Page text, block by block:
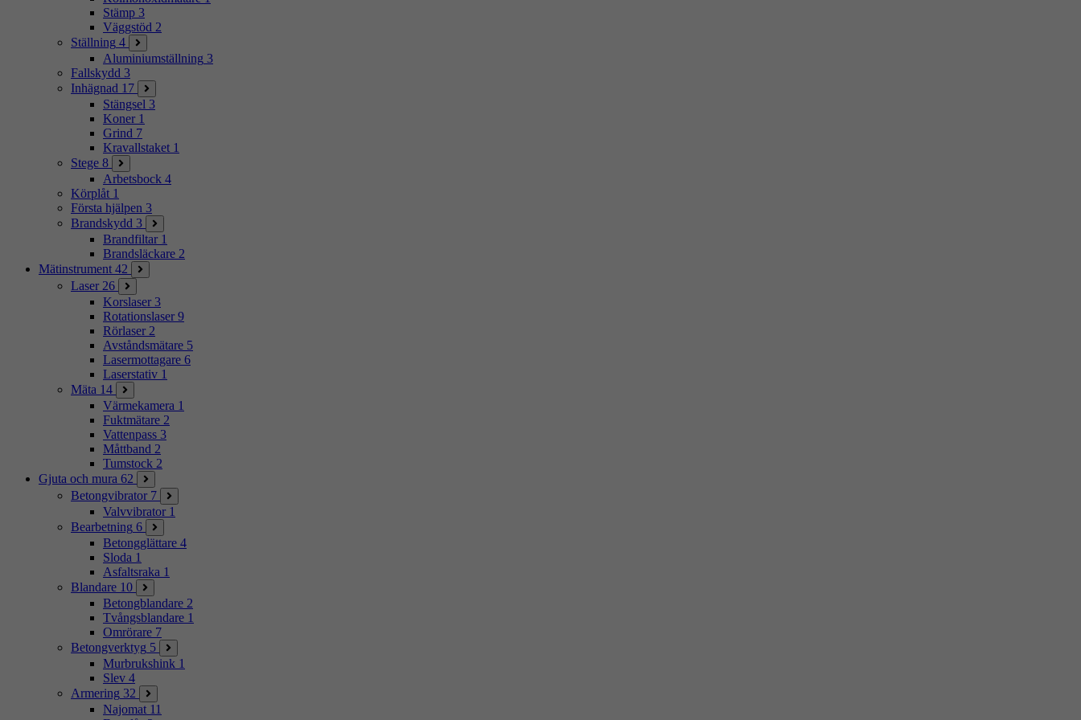
Stämp 3
Väggstöd 2
Ställning 4
Aluminiumställning 3
Fallskydd 3
Inhägnad 17
Stängsel 3
Koner 1
Grind 7
Kravallstaket 1
Stege 8
Arbetsbock 4
Körplåt 1
Första hjälpen 3
Brandskydd 3
Brandfiltar 1
Brandsläckare 2
Mätinstrument 42
Laser 26
Korslaser 3
Rotationslaser 9
Rörlaser 2
Avståndsmätare 5
Lasermottagare 6
Laserstativ 1
Mäta 14
Värmekamera 1
Fuktmätare 2
Vattenpass 3
Måttband 2
Tumstock 2
Gjuta och mura 62
Betongvibrator 7
Valvvibrator 1
Bearbetning 6
Betongglättare 4
Sloda 1
Asfaltsraka 1
Blandare 10
Betongblandare 2
Tvångsblandare 1
Omrörare 7
Betongverktyg 5
Murbrukshink 1
Slev 4
Armering 32
Najomat 11